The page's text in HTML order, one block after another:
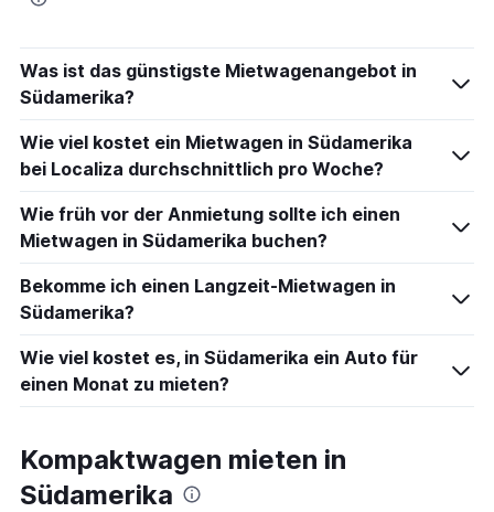
Was ist das günstigste Mietwagenangebot in
Südamerika?
Wie viel kostet ein Mietwagen in Südamerika
bei Localiza durchschnittlich pro Woche?
Wie früh vor der Anmietung sollte ich einen
Mietwagen in Südamerika buchen?
Bekomme ich einen Langzeit-Mietwagen in
Südamerika?
Wie viel kostet es, in Südamerika ein Auto für
einen Monat zu mieten?
Kompaktwagen mieten in
Südamerika